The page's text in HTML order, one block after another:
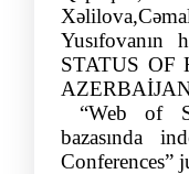
Xəlilova,
Yusıfovanın
STATUS OF
“Web of
bazasında
Conferences”